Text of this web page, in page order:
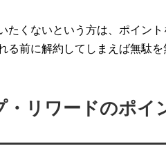
たくないという方は、ポイン
る前に解約してしまえば無駄
・リワードのポイ